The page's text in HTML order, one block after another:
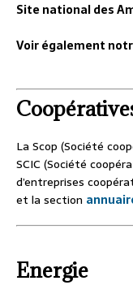
Site national des
Voir également
La Scop (Société
SCIC (Société
d’entreprises
et la section
Energie